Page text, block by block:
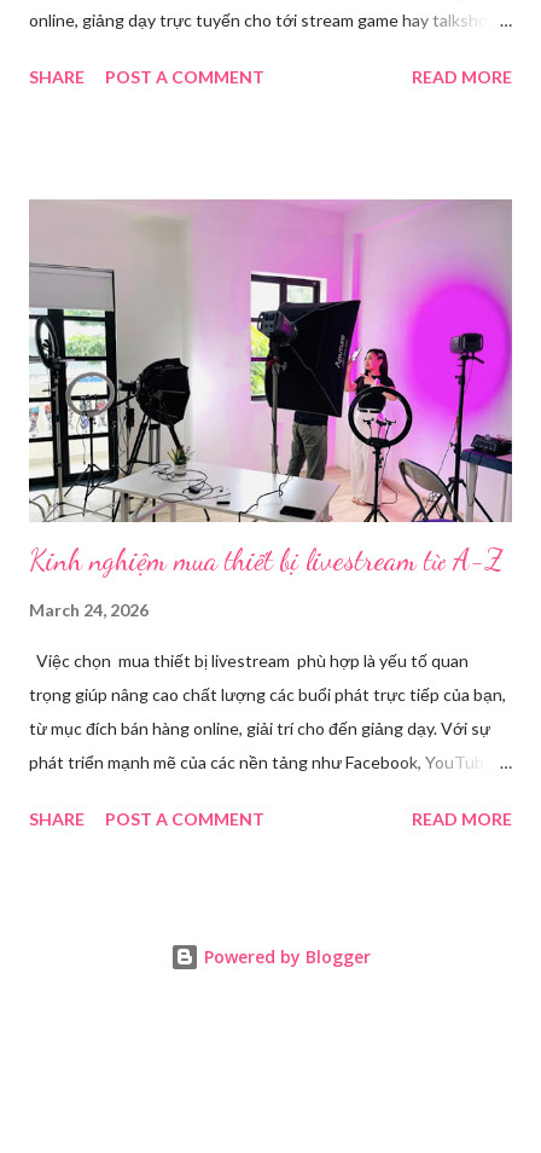
online, giảng dạy trực tuyến cho tới stream game hay talkshow,
Trong bài viết dưới đây, chúng tôi sẽ giới thiệu chi tiết 12 công
mạng xã hội hoặc website theo thời gian thực. Để thực hiện
chuyên biệt giúp xử lý hình ảnh, âm thanh, hiệu ứng và kết nối ổn
định. Những công cụ hỗ trợ livestream chuyên biệt Hiện nay,
phần mềm Livestream không chỉ phục vụ streamer hay game thủ
mà còn là trợ thủ đắc lực cho nhà bán hàng online, giáo viên,
doanh nghiệp, nhà sáng tạo nội dung. Việc lựa chọn đúng phần
mềm sẽ giúp bu...
SHARE POST A COMMENT READ MORE
Kinh nghiệm mua thiết bị livestream​ từ A-Z
March 24, 2026
Việc chọn mua thiết bị livestream phù hợp là yếu tố quan
trọng giúp nâng cao chất lượng các buổi phát trực tiếp của bạn,
từ mục đích bán hàng online, giải trí cho đến giảng dạy. Với sự
phát triển mạnh mẽ của các nền tảng như Facebook, YouTube,
tăng. Tuy nhiên, để tìm ra được các thiết bị đáp ứng tốt nhu cầu
ngày càng phát triển, livestream đã trở thành một phương thức
SHARE POST A COMMENT READ MORE
Powered by Blogger